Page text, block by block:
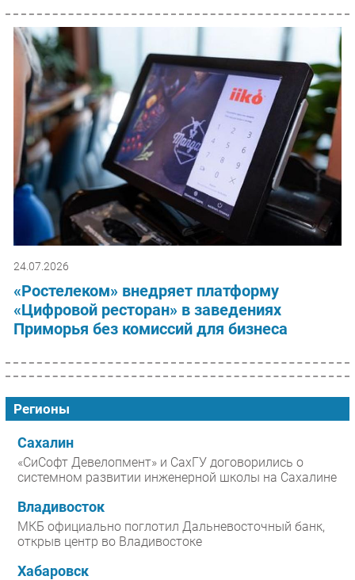
24.07.2026
«Ростелеком» внедряет платформу
«Цифровой ресторан» в заведениях
Приморья без комиссий для бизнеса
Регионы
Сахалин
«СиСофт Девелопмент» и СахГУ договорились о
системном развитии инженерной школы на Сахалине
Владивосток
МКБ официально поглотил Дальневосточный банк,
открыв центр во Владивостоке
Хабаровск